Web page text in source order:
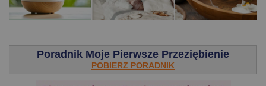
Poradnik Moje Pierwsze Przeziębienie
POBIERZ PORADNIK